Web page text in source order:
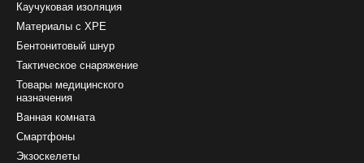
Каучуковая изоляция
Материалы с ХРЕ
Бентонитовый шнур
Тактическое снаряжение
Товары медицинского
назначения
Ванная комната
Смартфоны
Экзоскелеты